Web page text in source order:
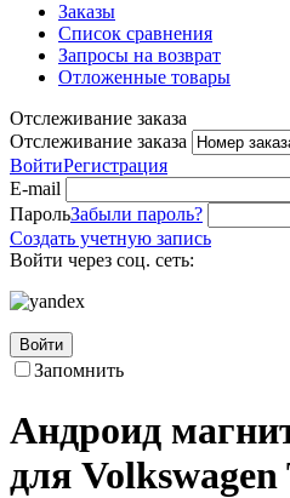
Заказы
Список сравнения
Запросы на возврат
Отложенные товары
Отслеживание заказа
Отслеживание заказа
ВойтиРегистрация
E-mail
ПарольЗабыли пароль?
Создать учетную запись
Войти через соц. сеть:
Войти
Запомнить
Андроид
для Volkswagen